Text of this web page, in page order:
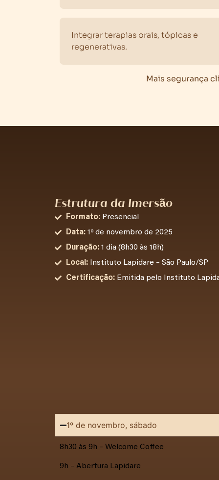
Integrar terapias orais, tópicas e
regenerativas.
Mais segurança
Estrutura da Imersão
Formato:Presencial
Data:1º de novembro de 2025
Duração:1 dia (8h30 às 18h)
Local:Instituto Lapidare – São Paulo/SP
Certificação:Emitida pelo Instituto
1º de novembro, sábado
8h30 às 9h – Welcome Coffee
9h – Abertura Lapidare